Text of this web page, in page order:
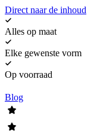
Direct naar de inhoud
Alles op maat
Elke gewenste vorm
Op voorraad
Blog